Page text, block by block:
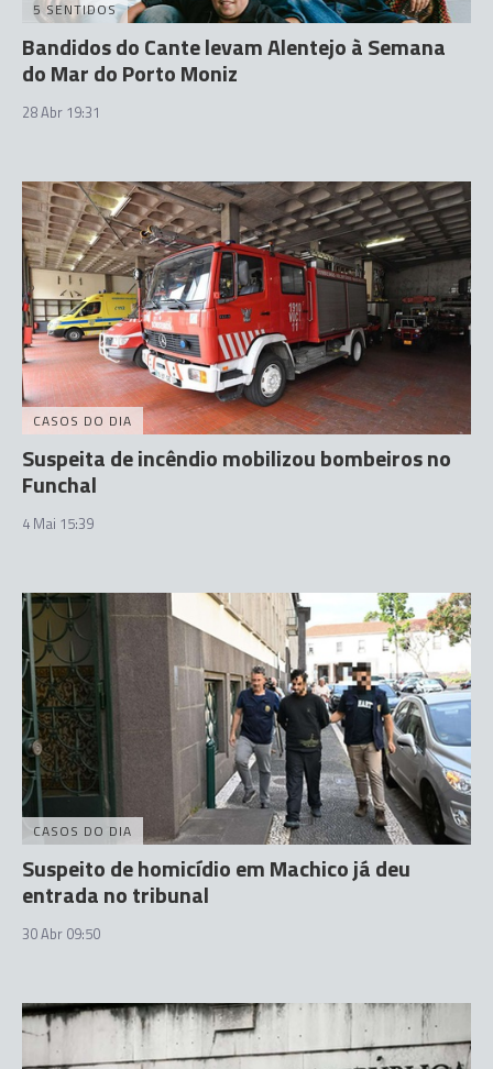
5 SENTIDOS
Bandidos do Cante levam Alentejo à Semana
do Mar do Porto Moniz
28 Abr 19:31
CASOS DO DIA
Suspeita de incêndio mobilizou bombeiros no
Funchal
4 Mai 15:39
CASOS DO DIA
Suspeito de homicídio em Machico já deu
entrada no tribunal
30 Abr 09:50